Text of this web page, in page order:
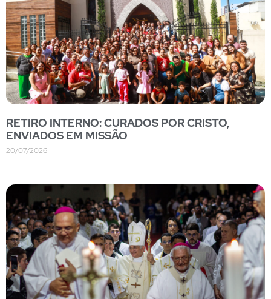
RETIRO INTERNO: CURADOS POR CRISTO,
ENVIADOS EM MISSÃO
20/07/2026